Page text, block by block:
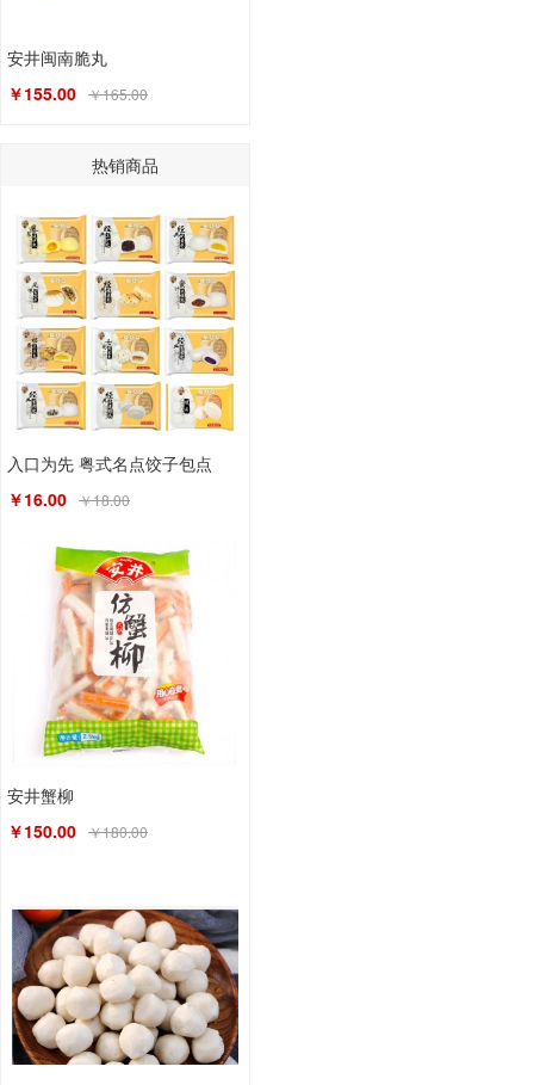
安井闽南脆丸
￥155.00 ￥165.00
热销商品
入口为先 粤式名点饺子包点
￥16.00 ￥18.00
安井蟹柳
￥150.00 ￥180.00